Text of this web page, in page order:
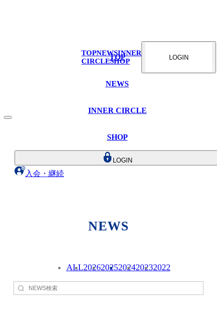
TOP
NEWS
INNER CIRCLE
SHOP
LOGIN
入会・継続
TOPNEWSINNER
CIRCLESHOP LOGIN
NEWS
ALL20262025202420232022